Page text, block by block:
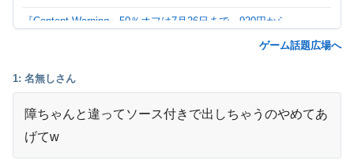
『Content Warning』50％オフは7月26日まで。920円から
07/20
円に
1400円に
07/20
『FTL: Faster Than Light』65％オフは7月31日まで。980円
から343円に
ゲーム話題広場へ
1: 名無しさん
障ちゃんと違ってソース付きで出しちゃうのやめてあ
げてw